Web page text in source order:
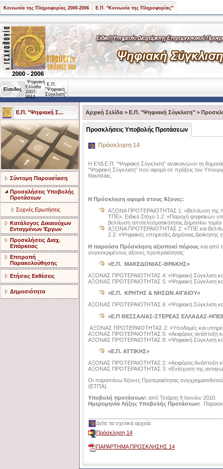
Κοινωνία της Πληροφορίας 2000-2006 Ε.Π. "Κοινωνία της Πληροφορίας"
Είσοδος
Ψηφιακή
Ελλάδα
2007-
2013
Ε.Π.
"Ψηφιακή
Σύγκλιση"
Ε.Π. "Ψηφιακή Σ...
Σύντομη Παρουσίαση
Προσκλήσεις Υποβολής
Προτάσεων
Συχνές Ερωτήσεις
Κατάλογος Δικαιούχων
Ενταγμένων Έργων
Προσκλήσεις Διαχ.
Επάρκειας
Επιτροπή
Παρακολούθησης
Ετήσιες Εκθέσεις
Δημοσιότητα
Αρχική Σελίδα > Ε.Π. "Ψηφιακή Σύγκλιση" >
Προσκλήσεις Υποβολής Προτάσεων
Πρόσκληση 14
Η ΕΥΔ Ε.Π. "Ψηφιακή Σύγκλιση" ανακοινώνει τη
"Ψηφιακή Σύγκλιση" που αφορά σε πράξεις του
Ναυτιλίας.
Η Πρόσκληση αφορά στους Άξονες:
ΑΞΟΝΑ ΠΡΟΤΕΡΑΙΟΤΗΤΑΣ 1: «Βελτίωση της
ΤΠΕ», Ειδικό Στόχο 1.2: «Παροχή ψηφιακών
βελτίωση αποτελεσματικότητας Δημοσίου
ΑΞΟΝΑ ΠΡΟΤΕΡΑΙΟΤΗΤΑΣ 2: «ΤΠΕ και
2.2: «Ψηφιακές υπηρεσίες Δημόσιας Διοίκησης
Η παρούσα Πρόσκληση αξιοποιεί πόρους και από
συγκεκριμένους άξονες προτεραιότητας:
«Ε.Π. ΜΑΚΕΔΟΝΙΑΣ-ΘΡΑΚΗΣ»
ΑΞΟΝΑΣ ΠΡΟΤΕΡΑΙΟΤΗΤΑΣ 4: «Ψηφιακή Σύγκλιση και
ΑΞΟΝΑΣ ΠΡΟΤΕΡΑΙΟΤΗΤΑΣ 5: «Ψηφιακή Σύγκλιση και
«Ε.Π. ΚΡΗΤΗΣ & ΝΗΣΩΝ ΑΙΓΑΙΟΥ»
ΑΞΟΝΑΣ ΠΡΟΤΕΡΑΙΟΤΗΤΑΣ 6: «Ψηφιακή Σύγκλιση και
«Ε.Π ΘΕΣΣΑΛΙΑΣ-ΣΤΕΡΕΑΣ ΕΛΛΑΔΑΣ-
ΑΞΟΝΑΣ ΠΡΟΤΕΡΑΙΟΤΗΤΑΣ 2: «Υποδομές και
ΑΞΟΝΑΣ ΠΡΟΤΕΡΑΙΟΤΗΤΑΣ 5: «Αειφόρος ανάπτυξη
ΑΞΟΝΑΣ ΠΡΟΤΕΡΑΙΟΤΗΤΑΣ 8: «Ψηφιακή Σύγκλιση και
«Ε.Π. ΑΤΤΙΚΗΣ»
ΑΞΟΝΑΣ ΠΡΟΤΕΡΑΙΟΤΗΤΑΣ 2: «Αειφόρος Ανάπτυξη και
ΑΞΟΝΑΣ ΠΡΟΤΕΡΑΙΟΤΗΤΑΣ 3: «Ενίσχυση της
Οι παραπάνω Άξονες Προτεραιότητας
(ΕΤΠΑ).
Υποβολή προτάσεων: από Τετάρτη 9 Ιουνίου 2010.
Ημερομηνία Λήξης Υποβολής Προτάσεων:
Δείτε τα σχετικά αρχεία:
Πρόσκληση 14
ΠΑΡΑΡΤΗΜΑ ΠΡΟΣΚΛΗΣΗΣ 14